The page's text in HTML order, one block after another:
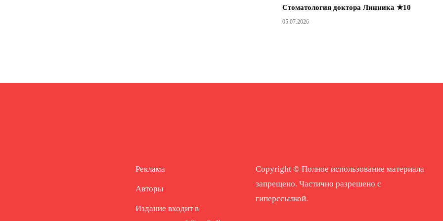
Стоматология доктора Линника ★10
05.07.2026
Реклама
Авторы
Издание входит в
Copyright © Полное использование материала
запрещено. Частично разрешено с
гиперссылкой.